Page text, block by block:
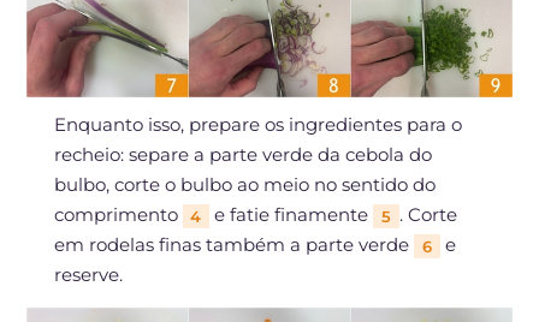
Enquanto isso, prepare os ingredientes para o
recheio: separe a parte verde da cebola do
bulbo, corte o bulbo ao meio no sentido do
comprimento
4 e fatie finamente 5 . Corte
em rodelas finas também a parte verde
6
e
reserve.